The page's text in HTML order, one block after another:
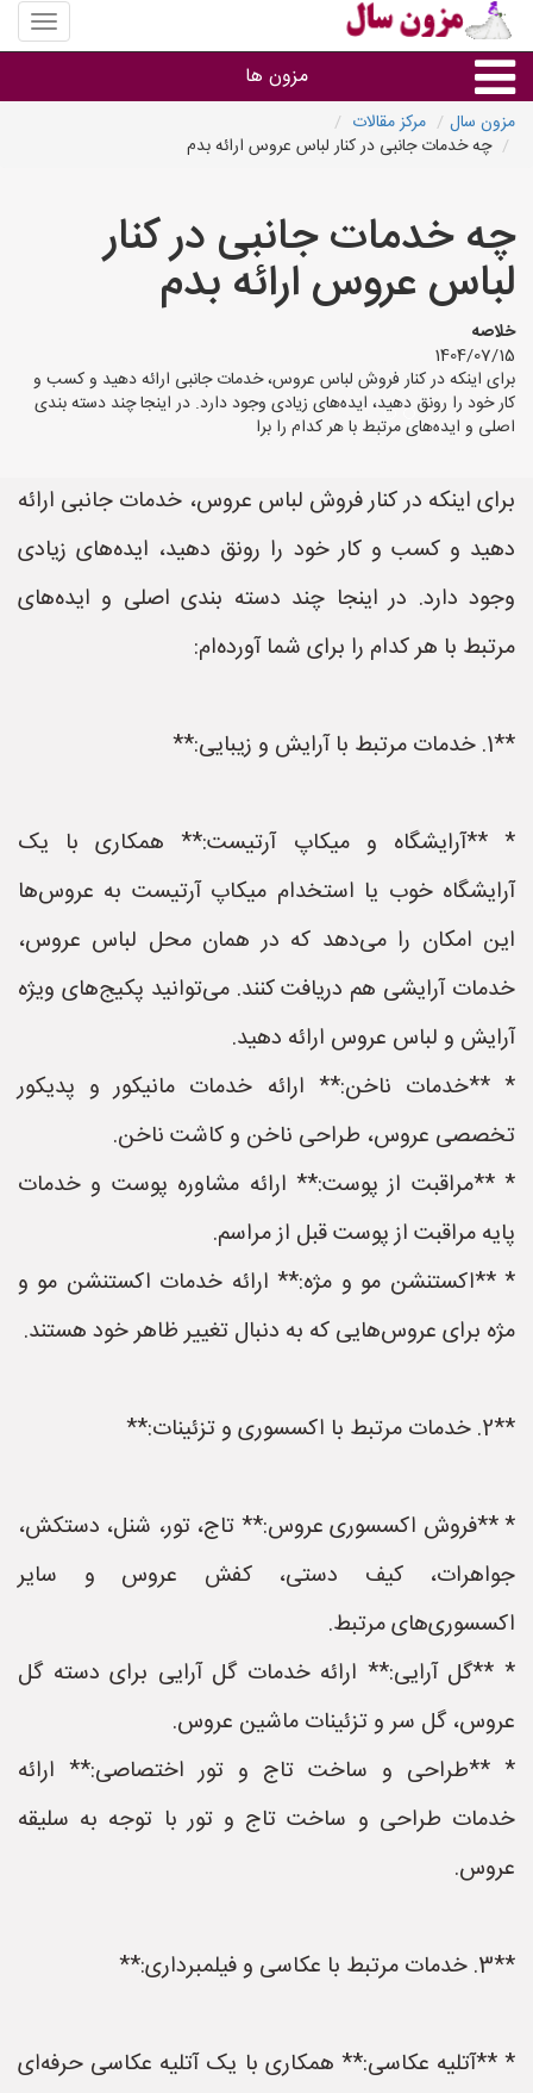
منوی
سایت
سال
مزون ها
گروه ها
استان ها
مزون سال
مرکز مقالات
چه خدمات جانبی در کنار لباس عروس ارائه بدم
چه خدمات جانبی در کنار
لباس عروس ارائه بدم
خلاصه
1404/07/15
برای اینکه در کنار فروش لباس عروس، خدمات جانبی ارائه دهید و کسب و
کار خود را رونق دهید، ایده‌های زیادی وجود دارد. در اینجا چند دسته بندی
اصلی و ایده‌های مرتبط با هر کدام را برا
برای اینکه در کنار فروش لباس عروس، خدمات جانبی ارائه
دهید و کسب و کار خود را رونق دهید، ایده‌های زیادی
وجود دارد. در اینجا چند دسته بندی اصلی و ایده‌های
مرتبط با هر کدام را برای شما آورده‌ام:
**1. خدمات مرتبط با آرایش و زیبایی:**
* **آرایشگاه و میکاپ آرتیست:** همکاری با یک
آرایشگاه خوب یا استخدام میکاپ آرتیست به عروس‌ها
این امکان را می‌دهد که در همان محل لباس عروس،
خدمات آرایشی هم دریافت کنند. می‌توانید پکیج‌های ویژه
آرایش و لباس عروس ارائه دهید.
* **خدمات ناخن:** ارائه خدمات مانیکور و پدیکور
تخصصی عروس، طراحی ناخن و کاشت ناخن.
* **مراقبت از پوست:** ارائه مشاوره پوست و خدمات
پایه مراقبت از پوست قبل از مراسم.
* **اکستنشن مو و مژه:** ارائه خدمات اکستنشن مو و
مژه برای عروس‌هایی که به دنبال تغییر ظاهر خود هستند.
**2. خدمات مرتبط با اکسسوری و تزئینات:**
* **فروش اکسسوری عروس:** تاج، تور، شنل، دستکش،
جواهرات، کیف دستی، کفش عروس و سایر
اکسسوری‌های مرتبط.
* **گل آرایی:** ارائه خدمات گل آرایی برای دسته گل
عروس، گل سر و تزئینات ماشین عروس.
* **طراحی و ساخت تاج و تور اختصاصی:** ارائه
خدمات طراحی و ساخت تاج و تور با توجه به سلیقه
عروس.
**3. خدمات مرتبط با عکاسی و فیلمبرداری:**
* **آتلیه عکاسی:** همکاری با یک آتلیه عکاسی حرفه‌ای